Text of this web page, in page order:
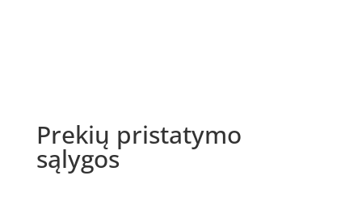
Prekių pristatymo
sąlygos